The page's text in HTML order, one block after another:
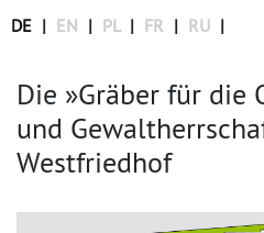
DE | EN | PL| FR | RU |
Die »Gräber für die
und
Westfriedhof